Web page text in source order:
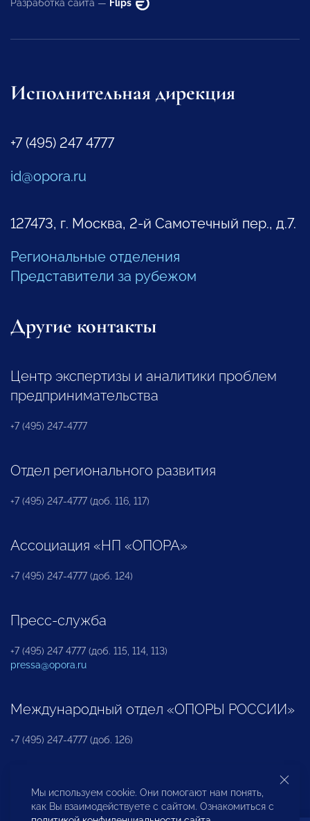
Разработка сайта — Flips
Исполнительная дирекция
+7 (495) 247 4777
id@opora.ru
127473, г. Москва, 2-й Самотечный пер., д.7.
Региональные отделения
Представители за рубежом
Другие контакты
Центр экспертизы и аналитики проблем
предпринимательства
+7 (495) 247-4777
Отдел регионального развития
+7 (495) 247-4777 (доб. 116, 117)
Ассоциация «НП «ОПОРА»
+7 (495) 247-4777 (доб. 124)
Пресс-служба
+7 (495) 247 4777 (доб. 115, 114, 113)
pressa@opora.ru
Международный отдел «ОПОРЫ РОССИИ»
+7 (495) 247-4777 (доб. 126)
Бюро по защите прав предпринимателей и
инвесторов
Мы используем cookie. Они помогают нам понять,
как Вы взаимодействуете с сайтом. Ознакомиться с